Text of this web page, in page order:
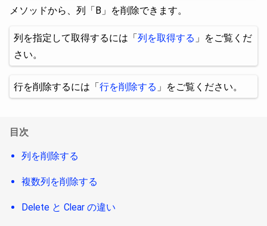
メソッドから、列「B」を削除できます。
列を指定して取得するには「列を取得する 」をご覧くだ
さい。
行を削除するには「行を削除する 」をご覧ください。
目次
列を削除する
複数列を削除する
Delete と Clear の違い